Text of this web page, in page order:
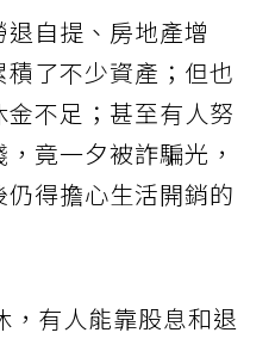
自提、房地產增
了不少資產；但也
不足；甚至有人努
竟一夕被詐騙光，
得擔心生活開銷的
，有人能靠股息和退